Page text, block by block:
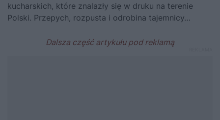
kucharskich, które znalazły się w druku na terenie
Polski. Przepych, rozpusta i odrobina tajemnicy…